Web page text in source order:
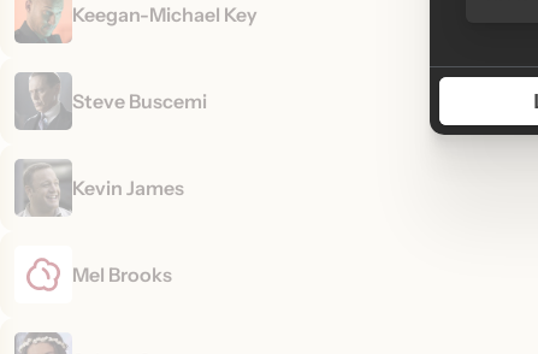
Keegan-Michael Key
Steve Buscemi
Kevin James
Mel Brooks